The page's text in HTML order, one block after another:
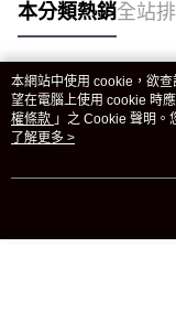
本分類熱銷全站
熱門標籤
本網站中使用 cookie，欲
望在電腦上使用 cookie 時
權條款 」之 Cookie 聲明。
用條款之 Cookie 聲明使用
了解更多 >